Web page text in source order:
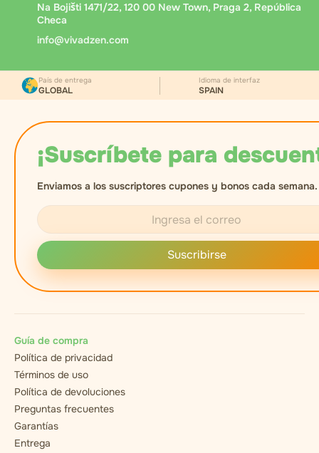
Na Bojišti 1471/22, 120 00 New Town, Praga 2, República
Checa
info@vivadzen.com
¡Suscríbete para
Enviamos a los suscriptores cupones y bonos cada semana.
Suscribirse
País de entrega
GLOBAL
Idioma de interfaz
SPAIN
Guía de compra
Política de privacidad
Términos de uso
Política de devoluciones
Preguntas frecuentes
Garantías
Entrega